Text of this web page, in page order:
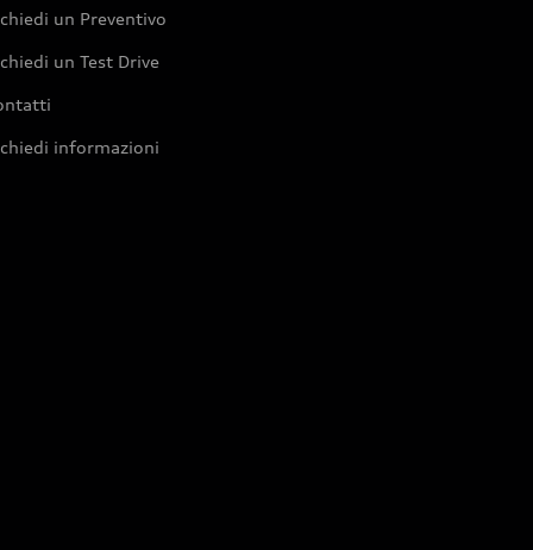
un Preventivo
un Test Drive
informazioni